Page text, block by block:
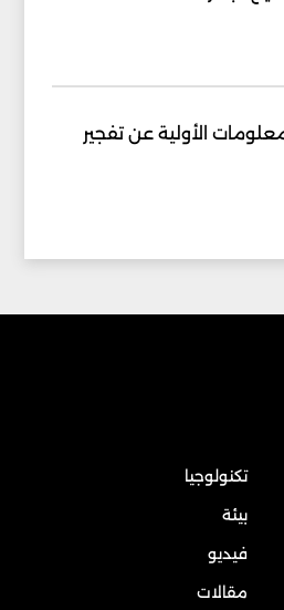
الأولية عن تفجير
تكنولوجيا
بيئة
فيديو
مقالات